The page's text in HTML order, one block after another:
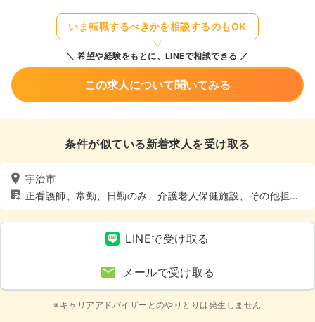
いま転職するべきかを相談するのもOK
希望や経験をもとに、LINEで相談できる
この求人について聞いてみる
条件が似ている新着求人を受け取る
宇治市
正看護師、常勤、日勤のみ、介護老人保健施設、その他担当
業務、4週8休以上
LINEで受け取る
メールで受け取る
※キャリアアドバイザーとのやりとりは発生しません